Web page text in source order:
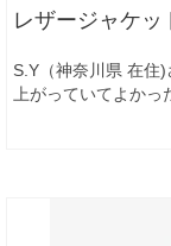
レザージャケッ
S.Y（神奈川県 在住
上がっていてよかっ